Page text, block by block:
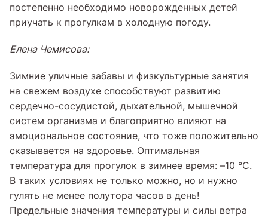
постепенно необходимо новорожденных детей
приучать к прогулкам в холодную погоду.
Елена Чемисова:
Зимние уличные забавы и физкультурные занятия
на свежем воздухе способствуют развитию
сердечно-сосудистой, дыхательной, мышечной
систем организма и благоприятно влияют на
эмоциональное состояние, что тоже положительно
сказывается на здоровье. Оптимальная
температура для прогулок в зимнее время: –10 °C.
В таких условиях не только можно, но и нужно
гулять не менее полутора часов в день!
Предельные значения температуры и силы ветра